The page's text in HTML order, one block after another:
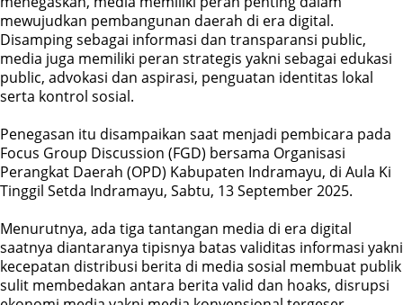
mewujudkan pembangunan daerah di era digital.
Disamping sebagai informasi dan transparansi public,
media juga memiliki peran strategis yakni sebagai edukasi
public, advokasi dan aspirasi, penguatan identitas lokal
serta kontrol sosial.
Penegasan itu disampaikan saat menjadi pembicara pada
Focus Group Discussion (FGD) bersama Organisasi
Perangkat Daerah (OPD) Kabupaten Indramayu, di Aula Ki
Tinggil Setda Indramayu, Sabtu, 13 September 2025.
Menurutnya, ada tiga tantangan media di era digital
saatnya diantaranya tipisnya batas validitas informasi yakni
kecepatan distribusi berita di media sosial membuat publik
sulit membedakan antara berita valid dan hoaks, disrupsi